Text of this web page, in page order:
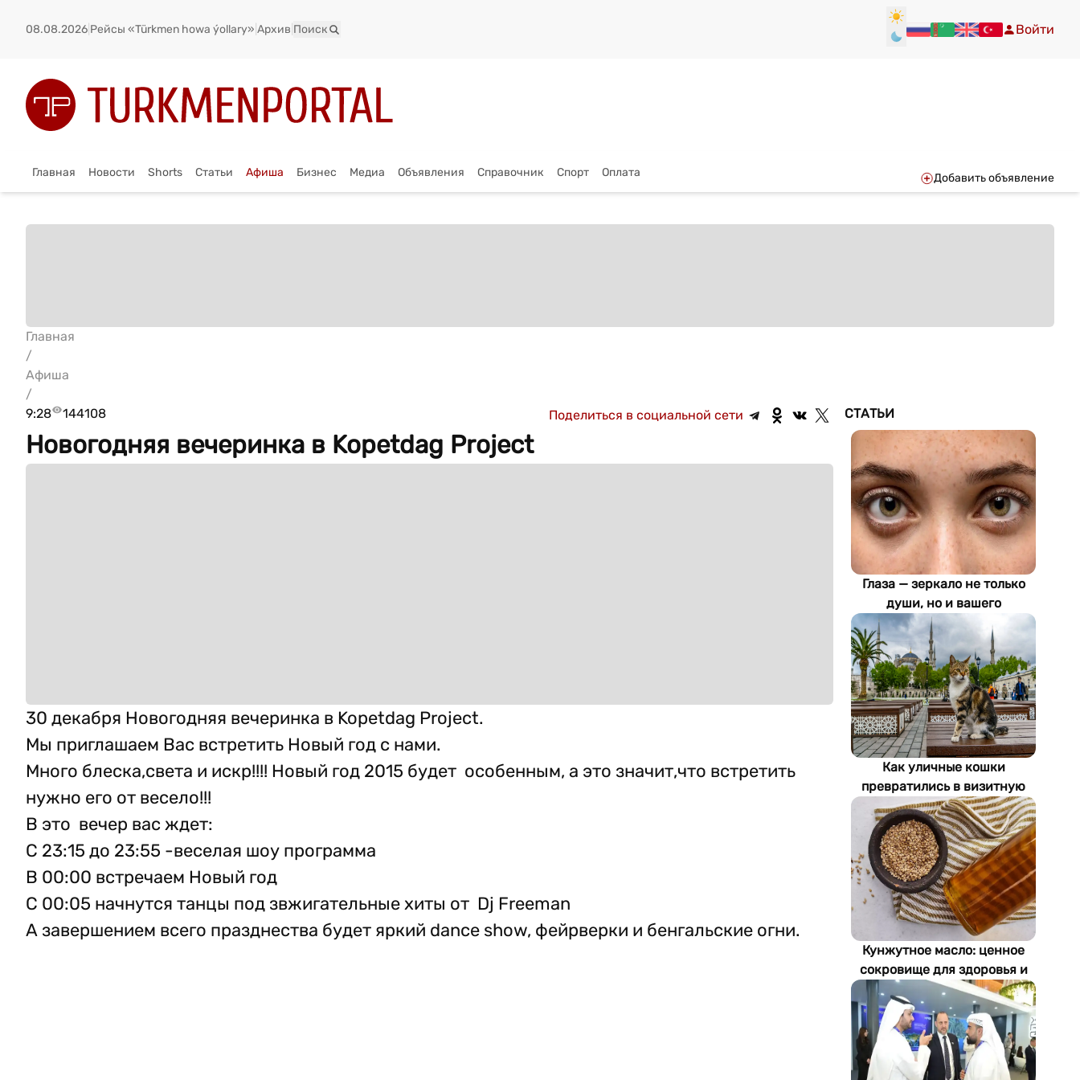
08.08.2026 Рейсы «Türkmen howa ýollary» Архив Поиск Войти
Главная Новости Shorts Статьи Афиша Бизнес Медиа Объявления Справочник Спорт Оплата Добавить объявление
Главная
/
Афиша
/
9:28
144108 Поделиться в социальной сети
Новогодняя вечеринка в Kopetdag Project
30 декабря Новогодняя вечеринка в Kopetdag Project.
Мы приглашаем Вас встретить Новый год с нами.
Много блеска,света и искр!!!! Новый год 2015 будет особенным, а это значит,что встретить
нужно его от весело!!!
В это вечер вас ждет:
С 23:15 до 23:55 -веселая шоу программа
В 00:00 встречаем Новый год
С 00:05 начнутся танцы под звжигательные хиты от Dj Freeman
А завершением всего празднества будет яркий dance show, фейрверки и бенгальские огни.
СТАТЬИ
Глаза — зеркало не только
души, но и вашего
здоровья: как ИИ находит
болезни по фотографии
Как уличные кошки
превратились в визитную
карточку Стамбула
Кунжутное масло: ценное
сокровище для здоровья и
экономики Туркменистана